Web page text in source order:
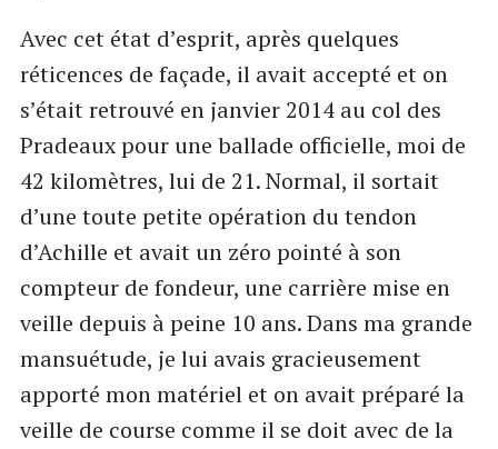
Avec cet état d’esprit, après quelques
réticences de façade, il avait accepté et on
s’était retrouvé en janvier 2014 au col des
Pradeaux pour une ballade officielle, moi de
42 kilomètres, lui de 21. Normal, il sortait
d’une toute petite opération du tendon
d’Achille et avait un zéro pointé à son
compteur de fondeur, une carrière mise en
veille depuis à peine 10 ans. Dans ma grande
mansuétude, je lui avais gracieusement
apporté mon matériel et on avait préparé la
veille de course comme il se doit avec de la